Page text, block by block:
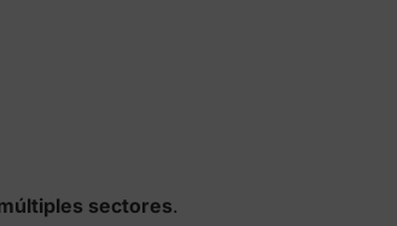
sectores.